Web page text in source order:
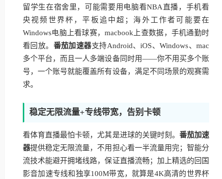
留学生在宿舍里，可能需要用电脑看NBA直播，手机看
央视频世界杯，平板追中超；海外工作者可能要在
Windows电脑上看球赛，macbook上查数据，手机通勤时
看回放。 番茄加速器支持Android、iOS、Windows、mac
多个平台，而且一人多端设备同时用——你不用买多个账
号，一个账号就能覆盖所有设备，满足不同场景的观赛需
求。
稳定无限流量+专线带宽，告别卡顿
看体育直播最怕卡顿，尤其是进球的关键时刻。 番茄加速
器提供稳定无限流量，不用担心看一半流量用完；智能分
流技术能避开拥堵线路，保证直播流畅；加上精选的回国
影音加速专线和独享100M带宽，就算是4K高清的世界杯